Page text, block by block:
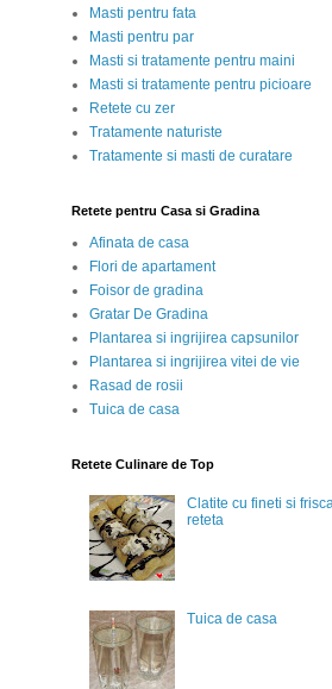
Masti pentru fata
Masti pentru par
Masti si tratamente pentru maini
Masti si tratamente pentru picioare
Retete cu zer
Tratamente naturiste
Tratamente si masti de curatare
Retete pentru Casa si Gradina
Afinata de casa
Flori de apartament
Foisor de gradina
Gratar De Gradina
Plantarea si ingrijirea capsunilor
Plantarea si ingrijirea vitei de vie
Rasad de rosii
Tuica de casa
Retete Culinare de Top
Clatite cu fineti si frisca
reteta
Tuica de casa